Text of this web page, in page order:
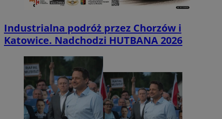
Industrialna podróż przez Chorzów i
Katowice. Nadchodzi HUTBANA 2026